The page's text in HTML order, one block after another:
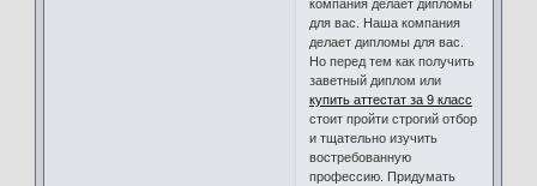
компания делает дипломы
для вас. Наша компания
делает дипломы для вас.
Но перед тем как получить
заветный диплом или
купить аттестат за 9 класс
стоит пройти строгий отбор
и тщательно изучить
востребованную
профессию. Придумать